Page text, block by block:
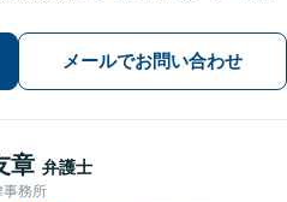
ご提示します。悩みを抱え込まずお気
軽にご相談ください【カード利用可】
北千住駅5分】
メールでお問い合わせ
章 弁護士
事務所